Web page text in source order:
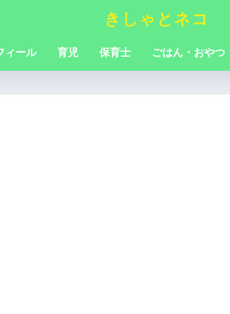
きしゃとネコ
ィール 育児 保育士 ごはん・おやつ